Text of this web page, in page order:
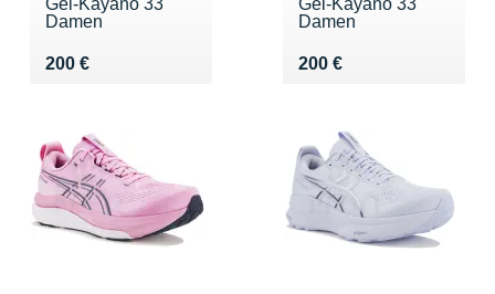
Gel-Kayano 33
Damen
200 €
Vendu 200 €
Gel-Kayano 33
Damen
200 €
Vendu 200 €